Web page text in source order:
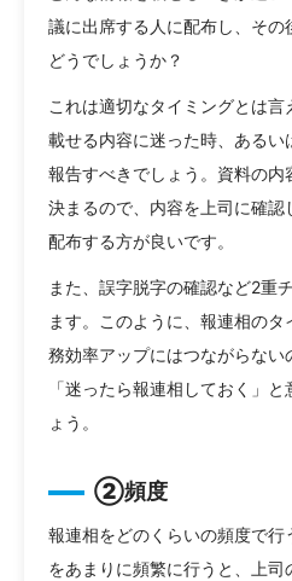
議に出席する人に配布し、そ
どうでしょうか？
これは適切なタイミングとは言
載せる内容に迷った時、ある
報告すべきでしょう。資料の
決まるので、内容を上司に確認
配布する方が良いです。
また、誤字脱字の確認など2重
ます。このように、報連相の
務効率アップにはつながらない
「迷ったら報連相しておく」
ょう。
②頻度
報連相をどのくらいの頻度で
をあまりに頻繁に行うと、上司